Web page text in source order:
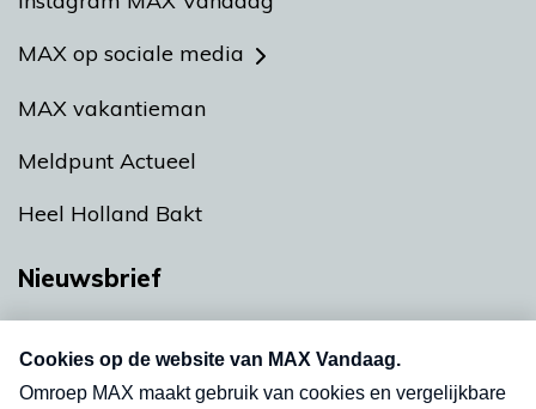
MAX op sociale media
MAX vakantieman
Meldpunt Actueel
Heel Holland Bakt
Nieuwsbrief
nieuwsbrief. Elke vrijdag- en dinsdagochtend in
uw mailbox.